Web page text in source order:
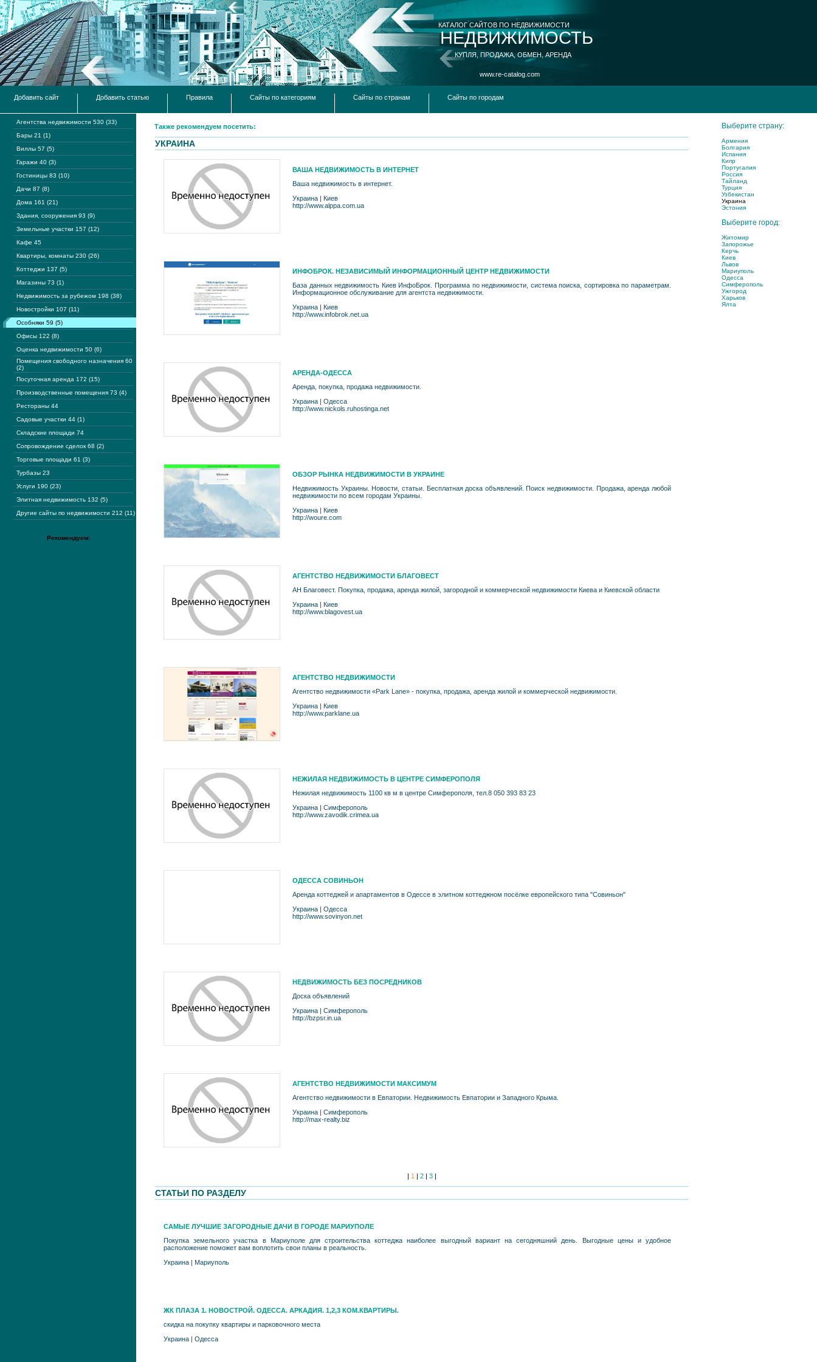
КАТАЛОГ САЙТОВ ПО НЕДВИЖИМОСТИ
НЕДВИЖИМОСТЬ
КУПЛЯ, ПРОДАЖА, ОБМЕН, АРЕНДА
www.re-catalog.com
Добавить сайт Добавить статью Правила Сайты по категориям Сайты по странам Сайты по городам
Агентства недвижимости 530 (33)
Бары 21 (1)
Виллы 57 (5)
Гаражи 40 (3)
Гостиницы 83 (10)
Дачи 87 (8)
Дома 161 (21)
Здания, сооружения 93 (9)
Земельные участки 157 (12)
Кафе 45
Квартиры, комнаты 230 (26)
Коттеджи 137 (5)
Магазины 73 (1)
Недвижимость за рубежом 198 (38)
Новостройки 107 (11)
Особняки 59 (5)
Офисы 122 (8)
Оценка недвижимости 50 (6)
Помещения свободного назначения 60
(2)
Посуточная аренда 172 (15)
Производственные помещения 73 (4)
Рестораны 44
Садовые участки 44 (1)
Складские площади 74
Сопровождение сделок 68 (2)
Торговые площади 61 (3)
Турбазы 23
Услуги 190 (23)
Элитная недвижимость 132 (5)
Другие сайты по недвижимости 212 (11)
Рекомендуем:
Также рекомендуем посетить:
УКРАИНА
ВАША НЕДВИЖИМОСТЬ В ИНТЕРНЕТ
Ваша недвижимость в интернет.
Украина | Киев
http://www.alppa.com.ua
ИНФОБРОК. НЕЗАВИСИМЫЙ ИНФОРМАЦИОННЫЙ ЦЕНТР НЕДВИЖИМОСТИ
База данных недвижимость Киев ИнфоБрок. Программа по недвижимости, система поиска, сортировка по параметрам.
Информационное обслуживание для агентста недвижимости.
Украина | Киев
http://www.infobrok.net.ua
АРЕНДА-ОДЕССА
Аренда, покупка, продажа недвижимости.
Украина | Одесса
http://www.nickols.ruhostinga.net
ОБЗОР РЫНКА НЕДВИЖИМОСТИ В УКРАИНЕ
Недвижимость Украины. Новости, статьи. Бесплатная доска объявлений. Поиск недвижимости. Продажа, аренда любой
недвижимости по всем городам Украины.
Украина | Киев
http://woure.com
АГЕНТСТВО НЕДВИЖИМОСТИ БЛАГОВЕСТ
АН Благовест. Покупка, продажа, аренда жилой, загородной и коммерческой недвижимости Киева и Киевской области
Украина | Киев
http://www.blagovest.ua
АГЕНТСТВО НЕДВИЖИМОСТИ
Агентство недвижимости «Park Lane» - покупка, продажа, аренда жилой и коммерческой недвижимости.
Украина | Киев
http://www.parklane.ua
НЕЖИЛАЯ НЕДВИЖИМОСТЬ В ЦЕНТРЕ СИМФЕРОПОЛЯ
Нежилая недвижимость 1100 кв м в центре Симферополя, тел.8 050 393 83 23
Украина | Симферополь
http://www.zavodik.crimea.ua
ОДЕССА СОВИНЬОН
Аренда коттеджей и апартаментов в Одессе в элитном коттеджном посёлке европейского типа "Совиньон"
Украина | Одесса
http://www.sovinyon.net
НЕДВИЖИМОСТЬ БЕЗ ПОСРЕДНИКОВ
Доска объявлений
Украина | Симферополь
http://bzpsr.in.ua
АГЕНТСТВО НЕДВИЖИМОСТИ МАКСИМУМ
Агентство недвижимости в Евпатории. Недвижимость Евпатории и Западного Крыма.
Украина | Симферополь
http://max-realty.biz
| 1 | 2| 3|
СТАТЬИ ПО РАЗДЕЛУ
САМЫЕ ЛУЧШИЕ ЗАГОРОДНЫЕ ДАЧИ В ГОРОДЕ МАРИУПОЛЕ
Покупка земельного участка в Мариуполе для строительства коттеджа наиболее выгодный вариант на сегодняшний день. Выгодные цены и удобное
расположение поможет вам воплотить свои планы в реальность.
Украина | Мариуполь
ЖК ПЛАЗА 1. НОВОСТРОЙ. ОДЕССА. АРКАДИЯ. 1,2,3 КОМ.КВАРТИРЫ.
скидка на покупку квартиры и парковочного места
Украина | Одесса
Выберите страну:
Армения
Болгария
Испания
Кипр
Португалия
Россия
Тайланд
Турция
Узбекистан
Украина
Эстония
Выберите город:
Житомир
Запорожье
Керчь
Киев
Львов
Мариуполь
Одесса
Симферополь
Ужгород
Харьков
Ялта